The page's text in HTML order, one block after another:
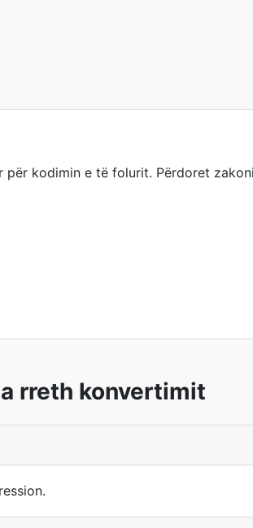
kodimin e të folurit. Përdoret
rreth konvertimit